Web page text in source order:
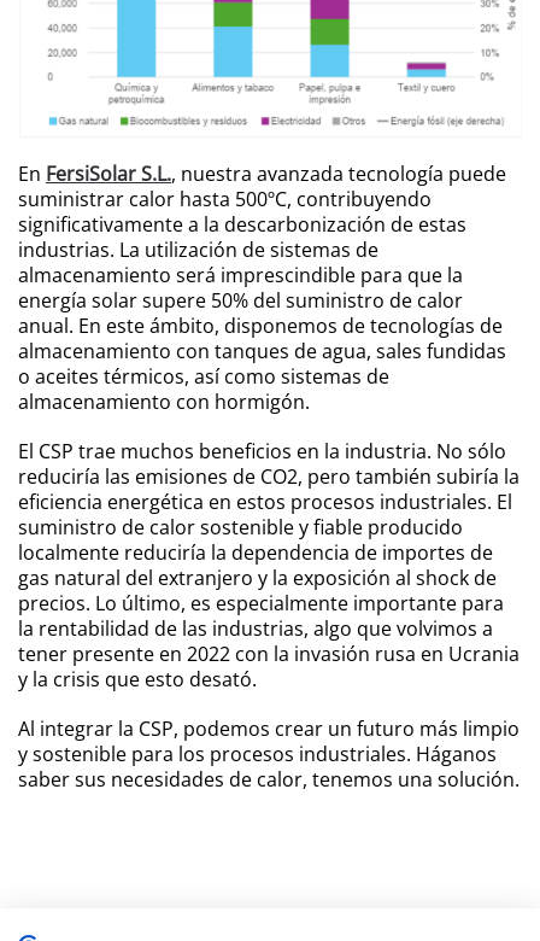
En FersiSolar S.L., nuestra avanzada tecnología puede
suministrar calor hasta 500ºC, contribuyendo
significativamente a la descarbonización de estas
industrias. La utilización de sistemas de
almacenamiento será imprescindible para que la
energía solar supere 50% del suministro de calor
anual. En este ámbito, disponemos de tecnologías de
almacenamiento con tanques de agua, sales fundidas
o aceites térmicos, así como sistemas de
almacenamiento con hormigón.
El CSP trae muchos beneficios en la industria. No sólo
reduciría las emisiones de CO2, pero también subiría la
eficiencia energética en estos procesos industriales. El
suministro de calor sostenible y fiable producido
localmente reduciría la dependencia de importes de
gas natural del extranjero y la exposición al shock de
precios. Lo último, es especialmente importante para
la rentabilidad de las industrias, algo que volvimos a
tener presente en 2022 con la invasión rusa en Ucrania
y la crisis que esto desató.
Al integrar la CSP, podemos crear un futuro más limpio
y sostenible para los procesos industriales. Háganos
saber sus necesidades de calor, tenemos una solución.